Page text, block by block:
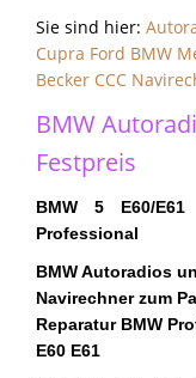
Sie sind hier:
Cupra Ford BMW
Becker CCC
BMW
Festpreis
BMW 5 E60/
Professional
BMW Autoradios
Navirechner zum
Reparatur BMW
E60 E61